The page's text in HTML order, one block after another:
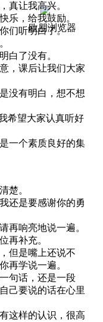
欧朋浏览器
让我高兴。
，给我鼓励。
听明白了。
了没有。
课后让我们大家
有明白，想不想
望大家认真听好
个素质良好的集
。
是要感谢你的勇
响亮地说一遍。
补充。
是嘴上还说不
再学说一遍。
话，还是一段
己要说的话在心里
样的认识，很高